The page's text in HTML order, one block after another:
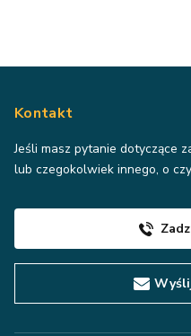
Kontakt
Jeśli masz pytanie dotyczące
lub czegokolwiek innego, o